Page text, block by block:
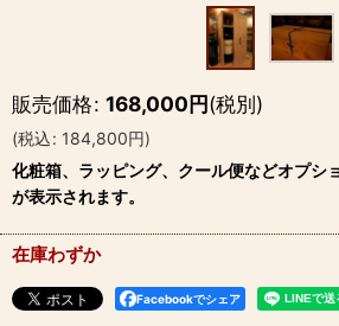
販売価格: 168,000円(税別)
(税込: 184,800円)
化粧箱、ラッピング、クール便などオプシ
が表示されます。
在庫わずか
Facebookでシェア